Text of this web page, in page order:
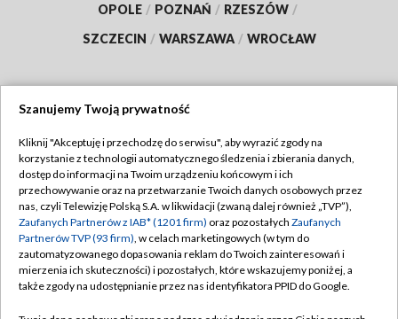
OPOLE / POZNAŃ / RZESZÓW /
SZCZECIN / WARSZAWA / WROCŁAW
TVP
Abonament TVP
Emisja w TVP
Centrum informacji TVP
Naziemna Telewizja Cyfrowa
Regulamin TVP
Polityka prywatności
Moje zgody
Pomoc
Szanujemy Twoją prywatność
Kliknij "Akceptuję i przechodzę do serwisu", aby wyrazić zgody na
korzystanie z technologii automatycznego śledzenia i zbierania danych,
dostęp do informacji na Twoim urządzeniu końcowym i ich
przechowywanie oraz na przetwarzanie Twoich danych osobowych przez
nas, czyli Telewizję Polską S.A. w likwidacji (zwaną dalej również „TVP”),
Zaufanych Partnerów z IAB* (1201 firm) oraz pozostałych Zaufanych
Partnerów TVP (93 firm), w celach marketingowych (w tym do
zautomatyzowanego dopasowania reklam do Twoich zainteresowań i
mierzenia ich skuteczności) i pozostałych, które wskazujemy poniżej, a
także zgody na udostępnianie przez nas identyfikatora PPID do Google.